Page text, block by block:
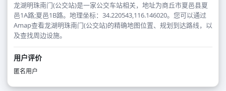
龙湖明珠南门(公交站)是一家公交车站相关，地址为商丘市夏邑县夏
邑1A路;夏邑1B路。地理坐标：34.220543,116.146020。您可以通过
Amap查看龙湖明珠南门(公交站)的精确地图位置、规划到达路线，以
及查找周边设施。
用户评价
匿名用户